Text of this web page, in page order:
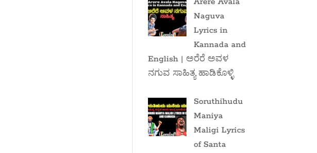
Naguva
Lyrics in
Kannada and
English | ಅರೆರೆ ಅವಳ
ನಗುವ ಸಾಹಿತ್ಯ ಹಾಡಿಕೊಳ್ಳಿ
Soruthihudu
Maniya
Maligi Lyrics
of Santa